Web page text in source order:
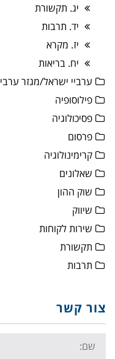
יג. תקשורת
יד. תרבות
יז. מקרא
יח. בריאות
ערביי ישראל/מגזר ערבי
פילוסופיה
פסיכולוגיה
פרסום
קרימינולוגיה
שאלונים
שוק ההון
שיווק
שירות לקוחות
תקשורת
תרבות
צור קשר
Name: